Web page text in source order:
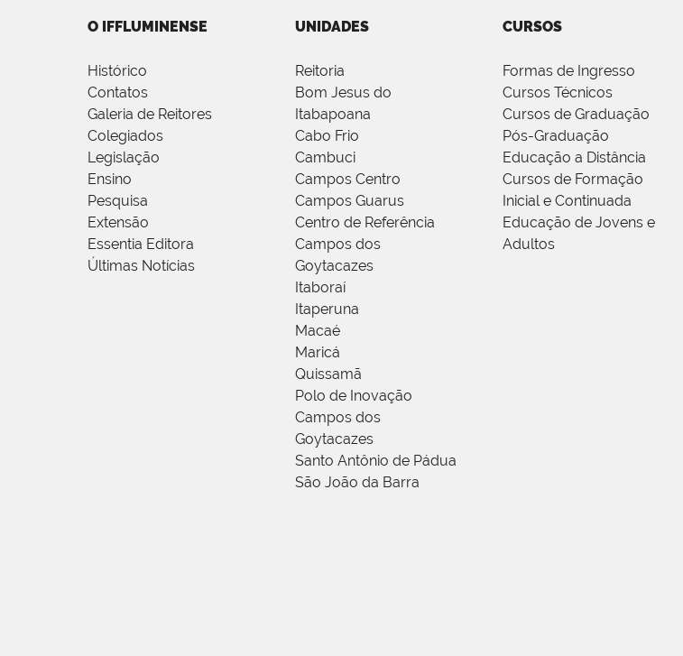
O IFFLUMINENSE
Histórico
Contatos
Galeria de Reitores
Colegiados
Legislação
Ensino
Pesquisa
Extensão
Essentia Editora
Últimas Notícias
UNIDADES
Reitoria
Bom Jesus do
Itabapoana
Cabo Frio
Cambuci
Campos Centro
Campos Guarus
Centro de Referência
Campos dos
Goytacazes
Itaboraí
Itaperuna
Macaé
Maricá
Quissamã
Polo de Inovação
Campos dos
Goytacazes
Santo Antônio de Pádua
São João da Barra
CURSOS
Formas de Ingresso
Cursos Técnicos
Cursos de Graduação
Pós-Graduação
Educação a Distância
Cursos de Formação
Inicial e Continuada
Educação de Jovens e
Adultos